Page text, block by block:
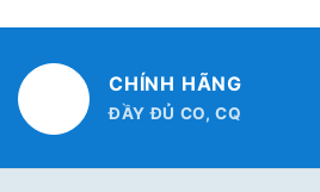
CHÍNH HÃNG
ĐẦY ĐỦ CO, CQ